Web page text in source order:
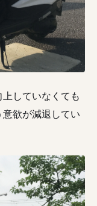
していなくても
欲が減退してい